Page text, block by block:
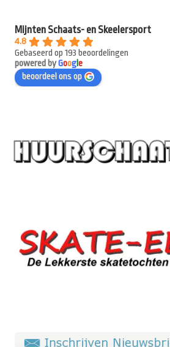
Mijnten Schaats- en Skeelersport
4.8
Gebaseerd op 193 beoordelingen
powered byGooge
beoordeel ons op